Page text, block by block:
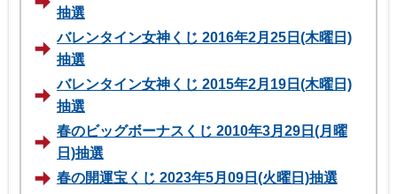
抽選
バレンタイン女神くじ 2016年2月25日(木曜日)
抽選
バレンタイン女神くじ 2015年2月19日(木曜日)
抽選
春のビッグボーナスくじ 2010年3月29日(月曜
日)抽選
春の開運宝くじ 2023年5月09日(火曜日)抽選